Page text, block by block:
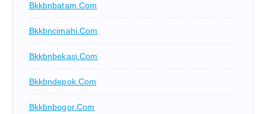
Bkkbnbatam.com
Bkkbncimahi.com
Bkkbnbekasi.com
Bkkbndepok.com
Bkkbnbogor.com